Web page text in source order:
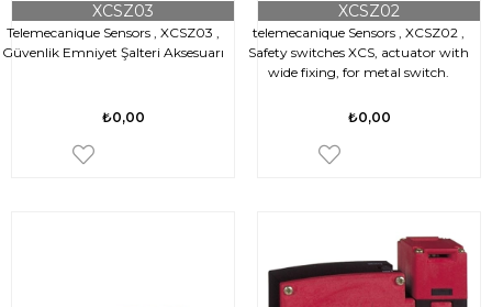
Telemecanique Sensors , XCSZ03 ,
Güvenlik Emniyet Şalteri Aksesuarı
XCSZ03
₺0,00
telemecanique Sensors , XCSZ02 ,
Safety switches XCS, actuator with
wide fixing, for metal switch.
XCSZ02
₺0,00